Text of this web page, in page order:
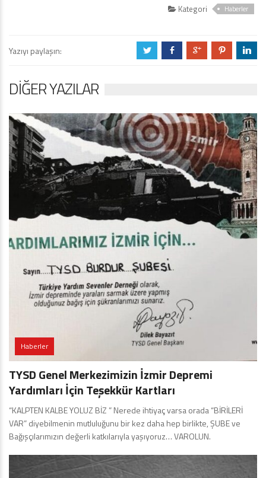
Kategori Haberler
Yazıyı paylaşın: a b c d j
DIĞER YAZILAR
Haberler
TYSD Genel Merkezimizin İzmir Depremi
Yardımları İçin Teşekkür Kartları
“KALPTEN KALBE YOLUZ BİZ ” Nerede ihtiyaç varsa orada “BİRİLERİ
VAR” diyebilmenin mutluluğunu bir kez daha hep birlikte, ŞUBE ve
Bağışçılarımızın değerli katkılarıyla yaşıyoruz… VAROLUN.